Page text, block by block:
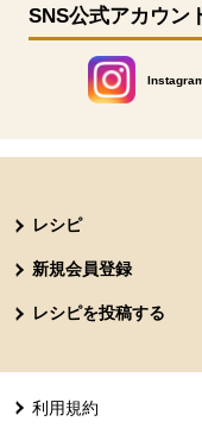
SNS公式アカウン
別のウィ
レシピ
新規会員登録
レシピを投稿する
利用規約